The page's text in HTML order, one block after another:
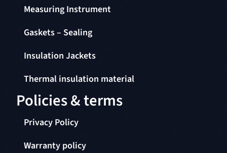
Measuring Instrument
Gaskets – Sealing
Insulation Jackets
Thermal insulation material
Policies & terms
Privacy Policy
Warranty policy